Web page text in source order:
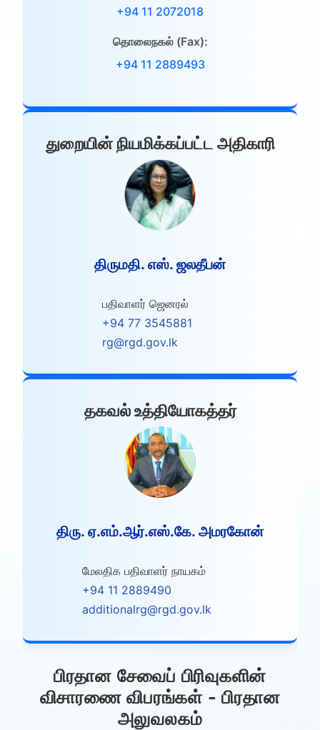
+94 11 2072018
தொலைநகல் (Fax):
+94 11 2889493
துறையின் நியமிக்கப்பட்ட அதிகாரி
திருமதி. எஸ். ஜலதீபன்
பதிவாளர் ஜெனரல்
+94 77 3545881
rg@rgd.gov.lk
தகவல் உத்தியோகத்தர்
திரு. ஏ.எம்.ஆர்.எஸ்.கே. அமரகோன்
மேலதிக பதிவாளர் நாயகம்
+94 11 2889490
additionalrg@rgd.gov.lk
பிரதான சேவைப் பிரிவுகளின்
விசாரணை விபரங்கள் - பிரதான
அலுவலகம்